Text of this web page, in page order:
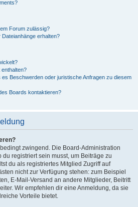
Forum zulässig?
erhalten?
Beschwerden oder juristische Anfragen zu diesem
Boards kontaktieren?
zwingend. Die Board-Administration
registriert sein musst, um Beiträge zu
du als registriertes Mitglied Zugriff auf
nicht zur Verfügung stehen: zum Beispiel
E-Mail-Versand an andere Mitglieder, Beitritt
Wir empfehlen dir eine Anmeldung, da sie
Vorteile bietet.